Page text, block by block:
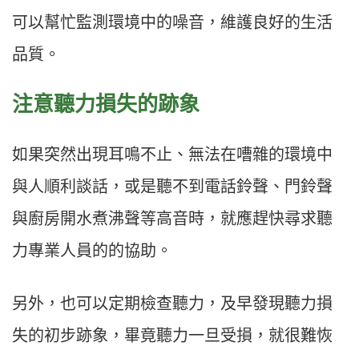
可以幫忙監測環境中的噪音，維護良好的生活
品質。
注意聽力損失的跡象
如果突然出現耳鳴不止、無法在嘈雜的環境中
與人順利談話，或是聽不到電話鈴聲、門鈴聲
與廚房開水煮沸聲等高音時，就應趕快尋求聽
力專業人員的的協助。
另外，也可以定期檢查聽力，及早發現聽力損
失的初步跡象，畢竟聽力一旦受損，就很難恢